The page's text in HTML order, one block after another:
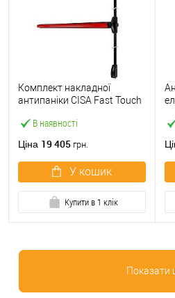
В наявності
Комплект накладної
антипаніки CISA Fast Touch
точковий вверх-вниз
Ціна 19 405 грн.
У кошик
Купити в 1 клік
Показати